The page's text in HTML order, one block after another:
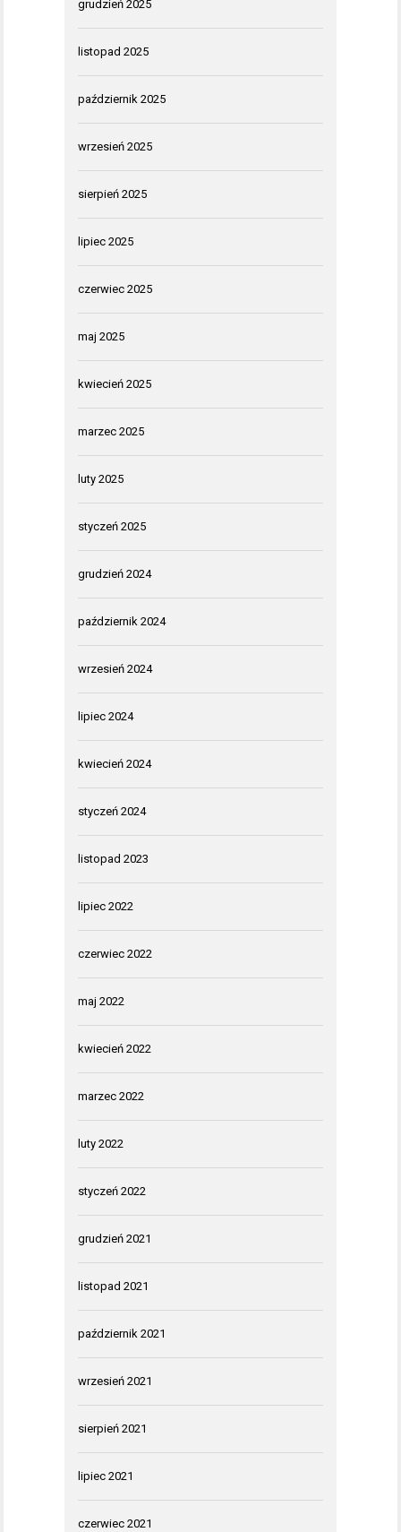
grudzień 2025
listopad 2025
październik 2025
wrzesień 2025
sierpień 2025
lipiec 2025
czerwiec 2025
maj 2025
kwiecień 2025
marzec 2025
luty 2025
styczeń 2025
grudzień 2024
październik 2024
wrzesień 2024
lipiec 2024
kwiecień 2024
styczeń 2024
listopad 2023
lipiec 2022
czerwiec 2022
maj 2022
kwiecień 2022
marzec 2022
luty 2022
styczeń 2022
grudzień 2021
listopad 2021
październik 2021
wrzesień 2021
sierpień 2021
lipiec 2021
czerwiec 2021